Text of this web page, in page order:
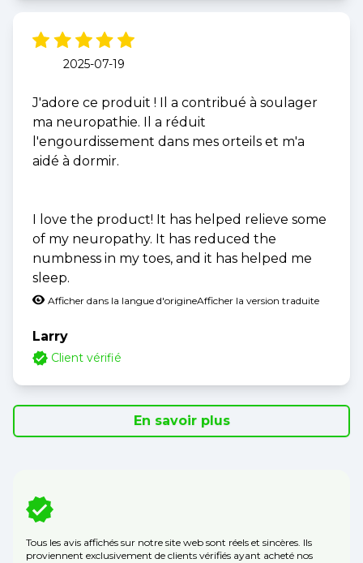
2025-07-19
J'adore ce produit ! Il a contribué à soulager
ma neuropathie. Il a réduit
l'engourdissement dans mes orteils et m'a
aidé à dormir.
I love the product! It has helped relieve some
of my neuropathy. It has reduced the
numbness in my toes, and it has helped me
sleep.
Afficher dans la langue d'origineAfficher la version traduite
Larry
Client vérifié
En savoir plus
Tous les avis affichés sur notre site web sont réels et sincères. Ils
proviennent exclusivement de clients vérifiés ayant acheté nos